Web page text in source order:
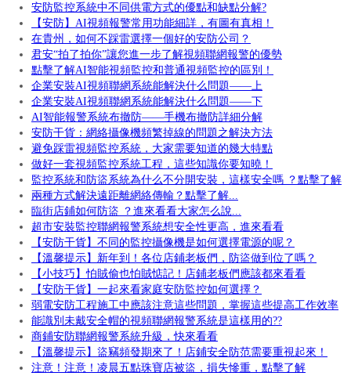
安防監控系統中不同供電方式的優點和缺點分解?
【安防】AI視頻報警常用功能細詳，有圖有真相！
在貴州，如何不踩雷選擇一個好的安防公司？
君安“拍了拍你”讓您進一步了解視頻聯網報警的優勢
點擊了解AI智能視頻監控和普通視頻監控的區別！
企業安裝AI視頻聯網系統能解決什么問題——上
企業安裝AI視頻聯網系統能解決什么問題——下
AI智能報警系統布撤防——手機布撤防詳細分解
安防干貨：網絡攝像機頻繁掉線的問題之解決方法
避免踩雷視頻監控系統，大家需要知道的幾大特點
做好一套視頻監控系統工程，這些知識你要知曉！
監控系統和防盜系統為什么不分開安裝，這樣安全嗎 ？點擊了解
兩種方式解決遠距離網絡傳輸？點擊了解...
臨街店鋪如何防盜 ？進來看看大家怎么說...
超市安裝監控聯網報警系統想安全性更高，進來看看
【安防干貨】不同的監控攝像機是如何選擇電源的呢？
【溫馨提示】新年到！各位店鋪老板們，防盜做到位了嗎？
【小技巧】怕賊偷也怕賊惦記！店鋪老板們應該都來看看
【安防干貨】一起來看家庭安防監控如何選擇？
弱電安防工程施工中應該注意這些問題，掌握這些提高工作效率
能識別未戴安全帽的視頻聯網報警系統是這樣用的??
商鋪安防聯網報警系統升級，快來看看
【溫馨提示】盜竊頻發期來了！店鋪安全防范需要重視起來！
注意！注意！凌晨五點珠寶店被盜，損失慘重，點擊了解